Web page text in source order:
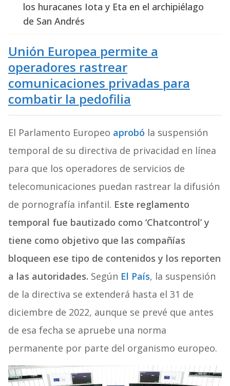
los huracanes Iota y Eta en el archipiélago
de San Andrés
Unión Europea permite a
operadores rastrear
comunicaciones privadas para
combatir la pedofilia
El Parlamento Europeo aprobó la suspensión
temporal de su directiva de privacidad en línea
para que los operadores de servicios de
telecomunicaciones puedan rastrear la difusión
de pornografía infantil. Este reglamento
temporal fue bautizado como ‘Chatcontrol’ y
tiene como objetivo que las compañías
bloqueen ese tipo de contenidos y los reporten
a las autoridades. Según El País, la suspensión
de la directiva se extenderá hasta el 31 de
diciembre de 2022, aunque se prevé que antes
de esa fecha se apruebe una norma
permanente por parte del organismo europeo.